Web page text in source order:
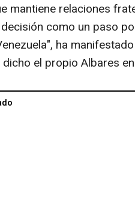
mantiene relaciones
como un paso
ha
el propio Albares